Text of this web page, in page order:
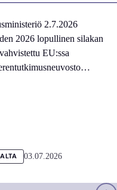
2.7.2026
2026 lopullinen silakan
EU:ssa
03.07.2026